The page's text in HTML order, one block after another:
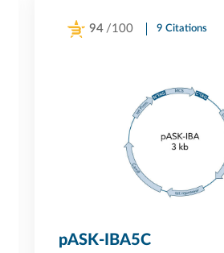
94 /100 9 Citations
pASK-IBA5C